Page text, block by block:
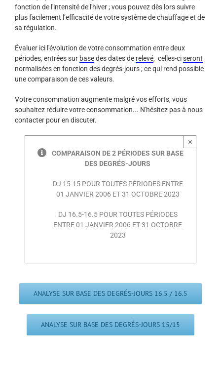
fonction de l'intensité de l'hiver ; vous pouvez dès lors suivre
plus facilement l’efficacité de votre système de chauffage et de
sa régulation.
Évaluer ici l'évolution de votre consommation entre deux
périodes, entrées sur basedes dates de relevé, celles-ciseront
normalisées en fonction des degrés-jours ; ce qui rend possible
une comparaison de ces valeurs.
Votre consommation augmente malgré vos efforts, vous
souhaitez réduire votre consommation... N'hésitez pas à nous
contacter pour en discuter.
COMPARAISON DE 2 PÉRIODES SUR BASE
DES DEGRÉS-JOURS
DJ 15-15 POUR TOUTES PÉRIODES ENTRE
01 JANVIER 2006 ET 31 OCTOBRE 2023
DJ 16.5-16.5 POUR TOUTES PÉRIODES
ENTRE 01 JANVIER 2006 ET 31 OCTOBRE
2023
×
ANALYSE SUR BASE DES DEGRÉS-JOURS 16.5 / 16.5
ANALYSE SUR BASE DES DEGRÉS-JOURS 15/15